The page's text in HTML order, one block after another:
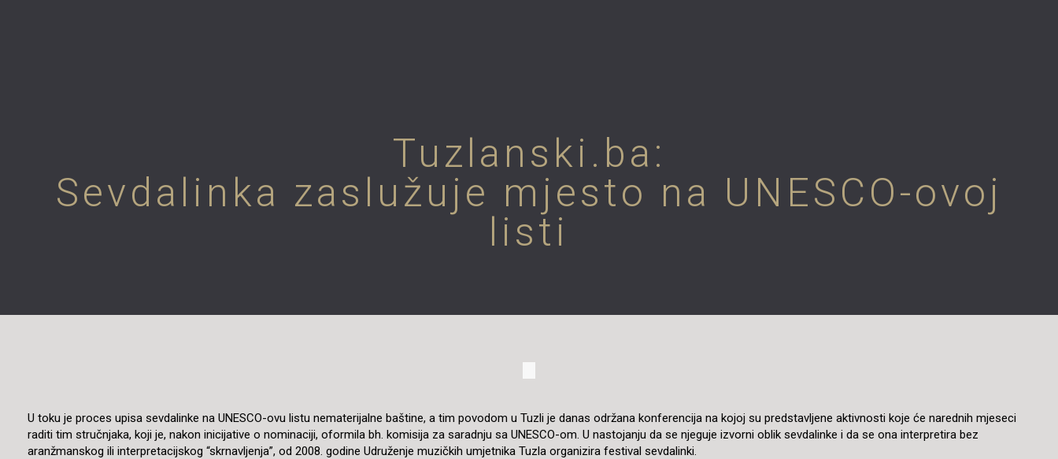
Tuzlanski.ba:
Sevdalinka zaslužuje mjesto na UNESCO-ovoj
listi
U toku je proces upisa sevdalinke na UNESCO-ovu listu nematerijalne baštine, a tim povodom u Tuzli je danas održana konferencija na kojoj su predstavljene aktivnosti koje će narednih mjeseci
raditi tim stručnjaka, koji je, nakon inicijative o nominaciji, oformila bh. komisija za saradnju sa UNESCO-om. U nastojanju da se njeguje izvorni oblik sevdalinke i da se ona interpretira bez
aranžmanskog ili interpretacijskog “skrnavljenja”, od 2008. godine Udruženje muzičkih umjetnika Tuzla organizira festival sevdalinki.